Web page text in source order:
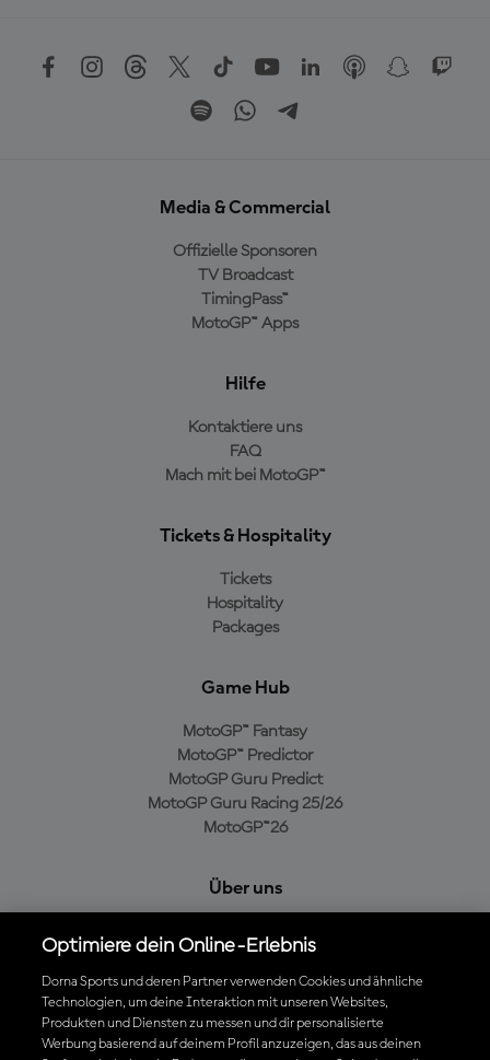
Media & Commercial
Offizielle Sponsoren
TV Broadcast
TimingPass™
MotoGP™ Apps
Hilfe
Kontaktiere uns
FAQ
Mach mit bei MotoGP™
Tickets & Hospitality
Tickets
Hospitality
Packages
Game Hub
MotoGP™ Fantasy
MotoGP™ Predictor
MotoGP Guru Predict
MotoGP Guru Racing 25/26
MotoGP™26
Über uns
Cookie-Richtlinien
Geschäftsbedingungen
Datenschutzrichtlinien
Kaufrichtlinie
Optimiere dein Online-Erlebnis
Dorna Sports und deren Partner verwenden Cookies und ähnliche
Technologien, um deine Interaktion mit unseren Websites,
Produkten und Diensten zu messen und dir personalisierte
Werbung basierend auf deinem Profil anzuzeigen, das aus deinen